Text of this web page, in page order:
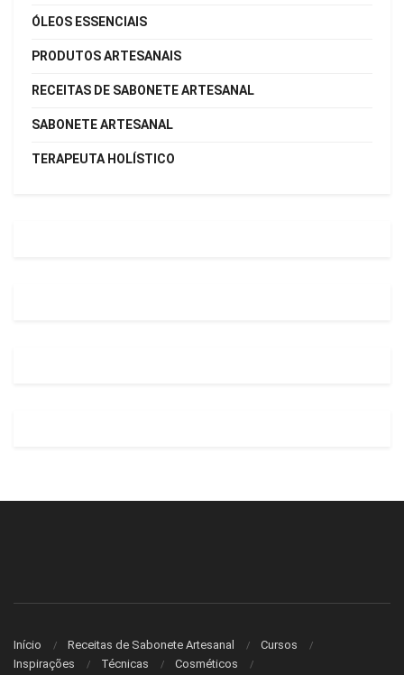
ÓLEOS ESSENCIAIS
PRODUTOS ARTESANAIS
RECEITAS DE SABONETE ARTESANAL
SABONETE ARTESANAL
TERAPEUTA HOLÍSTICO
Início Receitas de Sabonete Artesanal
Cursos
Inspirações
Técnicas Cosméticos